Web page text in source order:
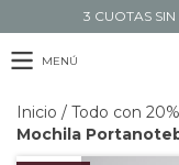
3 CUOTAS
MENÚ
Inicio / Todo con
Mochila